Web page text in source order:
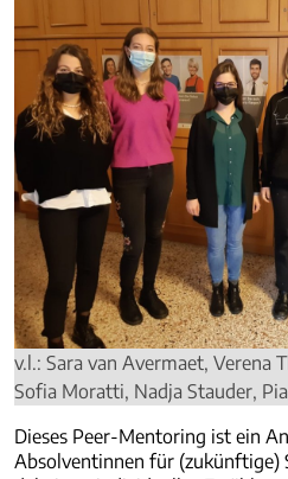
v.l.: Sara van Avermaet, Verena
Sofia Moratti, Nadja Stauder,
Dieses Peer-Mentoring ist ein
Absolventinnen für (zukünftige)